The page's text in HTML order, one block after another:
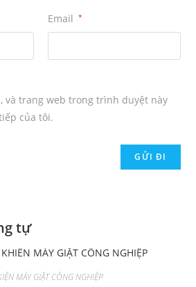
Email *
và trang web trong trình duyệt này
của tôi.
tự
MÁY GIẶT CÔNG NGHIỆP